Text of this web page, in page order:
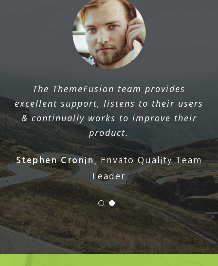
The ThemeFusion team provides
excellent support, listens to their users
& continually works to improve their
product.
Stephen Cronin,Envato Quality Team
Leader